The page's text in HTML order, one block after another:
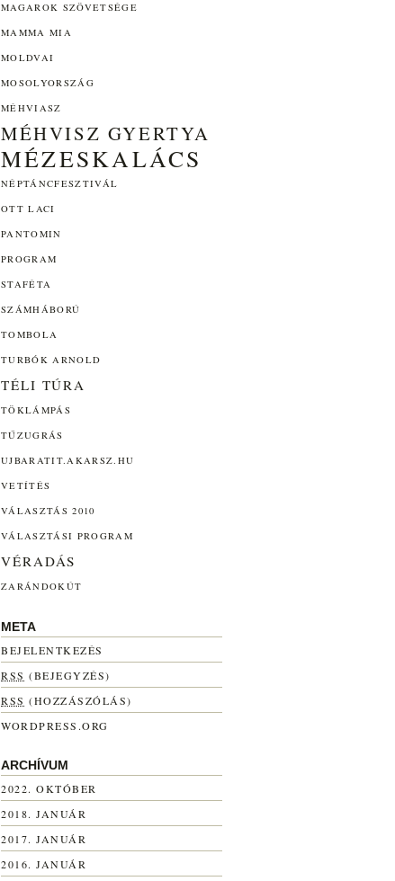
MAGAROK SZÖVETSÉGE
MAMMA MIA
MOLDVAI
MOSOLYORSZÁG
MÉHVIASZ
MÉHVISZ GYERTYA
MÉZESKALÁCS
NÉPTÁNCFESZTIVÁL
OTT LACI
PANTOMIN
PROGRAM
STAFÉTA
SZÁMHÁBORÚ
TOMBOLA
TURBÓK ARNOLD
TÉLI TÚRA
TÖKLÁMPÁS
TŰZUGRÁS
UJBARATIT.AKARSZ.HU
VETÍTÉS
VÁLASZTÁS 2010
VÁLASZTÁSI PROGRAM
VÉRADÁS
ZARÁNDOKÚT
META
BEJELENTKEZÉS
RSS (BEJEGYZÉS)
RSS (HOZZÁSZÓLÁS)
WORDPRESS.ORG
ARCHÍVUM
2022. OKTÓBER
2018. JANUÁR
2017. JANUÁR
2016. JANUÁR